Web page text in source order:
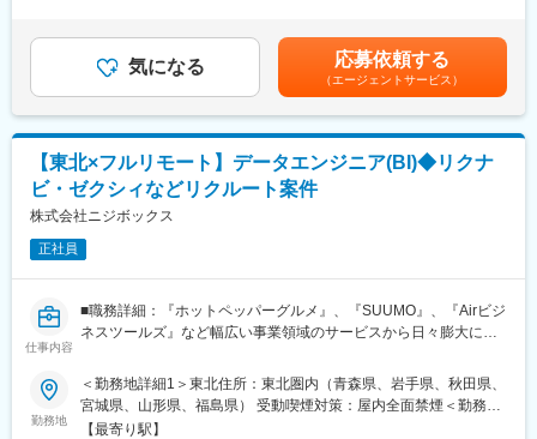
選択肢を広げるというやりがいがあります。
※2024年度→2025年度における昇給額を集計。なお、一時的なイ
■提供できる機会・経験：
（1）エンタープライズセールスのスキル・経験
マーケットバリューの高いスキルである、エンタープライズセー
ルスのスキル・経験、また深耕型営業のスキル・経験を身につけ
ることができます。
（2）デジタルマーケティング全般のスキル・経験
マーケットバリューの高いスキルである、デジタルマーケティン
グ全般のスキル・経験を身につけることができます。
す。
- サービスのエンハンス開発要件に応じたシステム要求事項の整理
- ユーザー体験を考慮した仕様策定
- エンジニアへの仕様説明
＜リリース準備フェーズ＞
- ユーザーに向けてのコミュニケーション設計
- リリース後の様々なリスクへの対応計画
リリース後は効果測定や運用などもご担当いただきます。
※プログラミング実装などの実際に手を動かす業務は発生しませ
【事例1】
決済サービス、『Airペイ』における通信回線切り替えプロジェク
給与詳細は、経験、能力、年齢を考慮の上決定します。■賞与：年
2回（6月、12月）賃金はあくまでも目安の金額であり、選考を通
じて上下する可能性があります。月給(月額)は固定手当を含めた表
記です。
気になる 応募依頼する
（エージェントサービス）
【東北×フルリモート】データエンジニア(BI)◆リクナ
ビ・ゼクシィなどリクルート案件
株式会社ニジボックス
正社員
仕事内容
■職務詳細：『ホットペッパーグルメ』、『SUUMO』、『Airビジ
ネスツールズ』など幅広い事業領域のサービスから日々膨大に蓄
ブンな意思決定支援を実現するために、ソフトウェア・エンジニ
アリングの手法を活用しながら、信頼性・作業効率性の高いデー
タ環境の整備や BI ダッシュボードの開発などを推進します。
勤務地
＜勤務地詳細1＞東北住所：東北圏内（青森県、岩手県、秋田県、
宮城県、山形県、福島県） 受動喫煙対策：屋内全面禁煙＜勤務地
詳細2＞本社住所：東京都千代田区九段北1丁目14-6 九段坂上KS
【最寄り駅】